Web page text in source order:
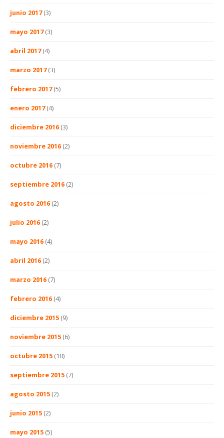
junio 2017(3)
mayo 2017(3)
abril 2017(4)
marzo 2017(3)
febrero 2017(5)
enero 2017(4)
diciembre 2016 (3)
noviembre 2016 (2)
octubre 2016 (7)
septiembre 2016 (2)
agosto 2016 (2)
julio 2016 (2)
mayo 2016 (4)
abril 2016 (2)
marzo 2016 (7)
febrero 2016 (4)
diciembre 2015 (9)
noviembre 2015 (6)
octubre 2015 (10)
septiembre 2015 (7)
agosto 2015 (2)
junio 2015 (2)
mayo 2015 (5)